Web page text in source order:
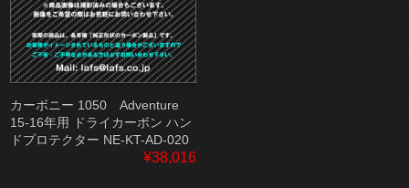
カーボニー 1050 Adventure
15-16年用 ドライカーボン ハン
ドプロテクター NE-KT-AD-020
¥38,016